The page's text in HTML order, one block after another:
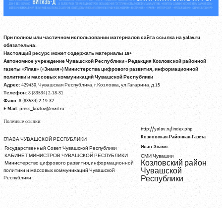
При полном или частичном использовании материалов сайта ссылка на yalav.ru
обязательна.
Настоящий ресурс может содержать материалы 18+
Автономное учреждение Чувашской Республики «Редакция Козловской районной
газеты «Ялав» («Знамя») Министерства цифрового развития, информационной
политики и массовых коммуникаций Чувашской Республики
Адрес:429430, Чувашская Республика, г.Козловка, ул.Гагарина, д.15
Телефон:8 (83534) 2-18-31
Факс:8 (83534) 2-19-32
E-Mail:press_kozlov@mail.ru
Полезные ссылки:
ГЛАВА ЧУВАШСКОЙ РЕСПУБЛИКИ
Государственный Совет Чувашской Республики
КАБИНЕТ МИНИСТРОВ ЧУВАШСКОЙ РЕСПУБЛИКИ
Министерство цифрового развития, информационной
политики и массовых коммуникаций Чувашской
Республики
http://yalav.ru/index.php
Козловская-Районная-Газета
Ялав-Знамя
СМИ Чувашии
Козловский район
Чувашской
Республики